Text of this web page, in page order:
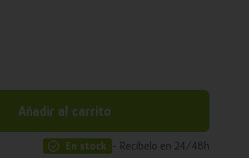
Añadir al carrito
En stock - Recíbelo en 24/48h